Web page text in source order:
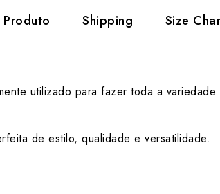
Shipping Size
utilizado para fazer toda a
de estilo, qualidade e versatilidade.